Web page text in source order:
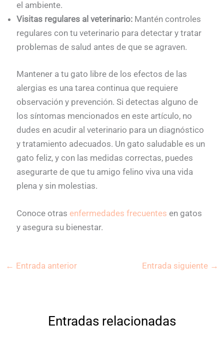
el ambiente.
Visitas regulares al veterinario: Mantén controles
regulares con tu veterinario para detectar y tratar
problemas de salud antes de que se agraven.
Mantener a tu gato libre de los efectos de las
alergias es una tarea continua que requiere
observación y prevención. Si detectas alguno de
los síntomas mencionados en este artículo, no
dudes en acudir al veterinario para un diagnóstico
y tratamiento adecuados. Un gato saludable es un
gato feliz, y con las medidas correctas, puedes
asegurarte de que tu amigo felino viva una vida
plena y sin molestias.
Conoce otras enfermedades frecuentes en gatos
y asegura su bienestar.
← Entrada anterior Entrada siguiente →
Entradas relacionadas